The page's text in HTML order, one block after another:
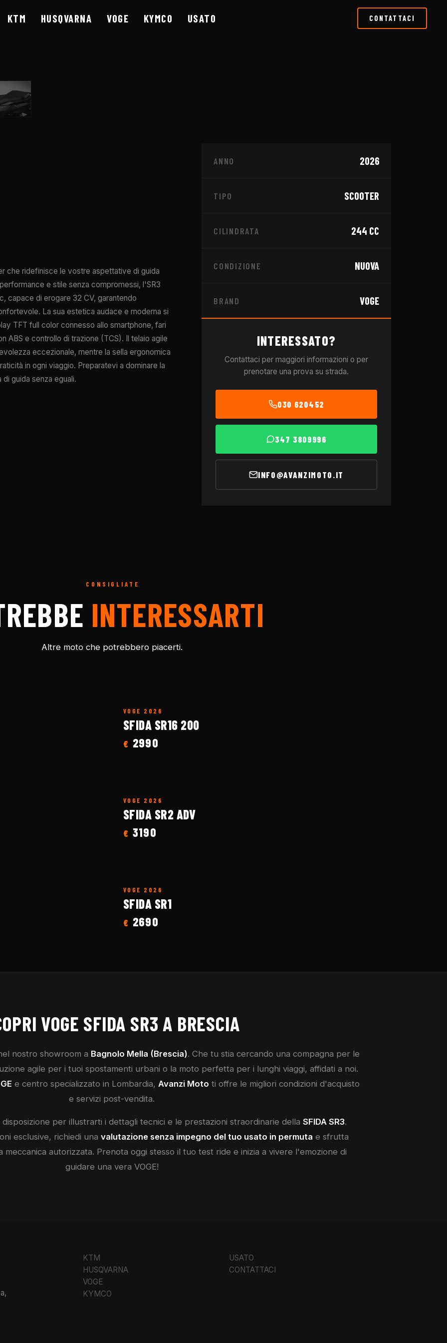
KTM HUSQVARNA VOGE KYMCO USATO CONTATTACI
- CONCESSIONARIO
che ridefinisce le vostre aspettative di guida
e stile senza compromessi, l'SR3
capace di erogare 32 CV, garantendo
La sua estetica audace e moderna si
TFT full color connesso allo smartphone, fari
ABS e controllo di trazione (TCS). Il telaio agile
eccezionale, mentre la sella ergonomica
in ogni viaggio. Preparatevi a dominare la
di guida senza eguali.
ANNO 2026
TIPO SCOOTER
CILINDRATA 244 CC
CONDIZIONE NUOVA
BRAND VOGE
INTERESSATO?
Contattaci per maggiori informazioni o per
prenotare una prova su strada.
030 620452
347 3809996
INFO@AVANZIMOTO.IT
CONSIGLIATE
INTERESSARTI
Altre moto che potrebbero piacerti.
VOGE 2026
SFIDA SR16 200
€ 2990
VOGE 2026
SFIDA SR2 ADV
€ 3190
VOGE 2026
SFIDA SR1
€ 2690
VOGE SFIDA SR3 A BRESCIA
nostro showroom a Bagnolo Mella (Brescia). Che tu stia cercando una compagna per le
agile per i tuoi spostamenti urbani o la moto perfetta per i lunghi viaggi, affidati a noi.
e centro specializzato in Lombardia, Avanzi Moto ti offre le migliori condizioni d'acquisto
e servizi post-vendita.
per illustrarti i dettagli tecnici e le prestazioni straordinarie della SFIDA SR3.
esclusive, richiedi una valutazione senza impegno del tuo usato in permuta e sfrutta
autorizzata. Prenota oggi stesso il tuo test ride e inizia a vivere l'emozione di
guidare una vera VOGE!
KTM
HUSQVARNA
VOGE
KYMCO
USATO
CONTATTACI